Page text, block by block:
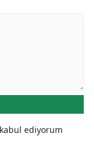
ediyorum